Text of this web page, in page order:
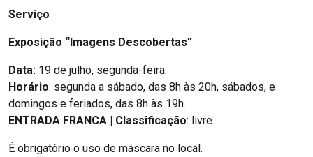
Serviço
Exposição “Imagens Descobertas”
Data: 19 de julho, segunda-feira.
Horário: segunda a sábado, das 8h às 20h, sábados, e
domingos e feriados, das 8h às 19h.
ENTRADA FRANCA | Classificação: livre.
É obrigatório o uso de máscara no local.